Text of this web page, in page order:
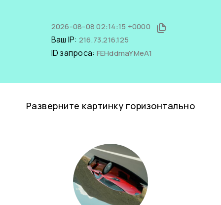
2026-08-08 02:14:15 +0000
Ваш IP: 216.73.216.125
ID запроса: FEHddmaYMeA1
Разверните картинку горизонтально